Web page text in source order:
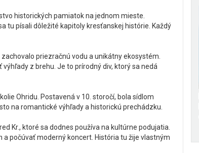
historických pamiatok na jednom mieste.
tu písali dôležité kapitoly kresťanskej histórie. Každý
priezračnú vodu a unikátny ekosystém.
z brehu. Je to prírodný div, ktorý sa nedá
Ohridu. Postavená v 10. storočí, bola sídlom
na romantické výhľady a historickú prechádzku.
Kr., ktoré sa dodnes používa na kultúrne podujatia.
počúvať moderný koncert. História tu žije vlastným